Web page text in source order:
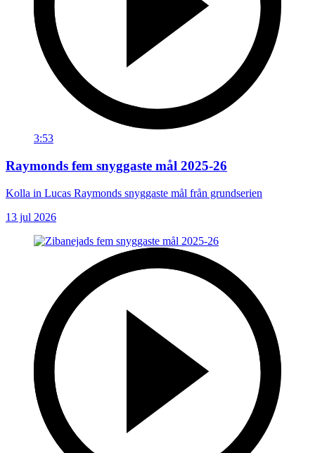
3:53
Raymonds fem snyggaste mål 2025-26
Kolla in Lucas Raymonds snyggaste mål från grundserien
13 jul 2026